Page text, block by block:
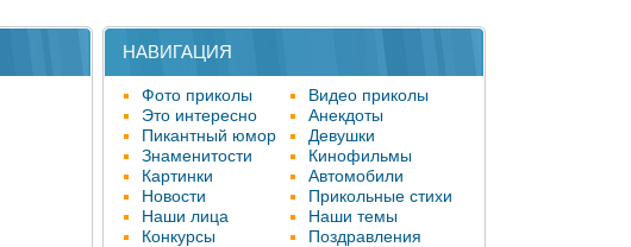
НАВИГАЦИЯ
Фото приколы
Видео приколы
Это интересно
Анекдоты
Пикантный юмор
Девушки
Знаменитости
Кинофильмы
Картинки
Автомобили
Новости
Прикольные стихи
Наши лица
Наши темы
Конкурсы
Поздравления